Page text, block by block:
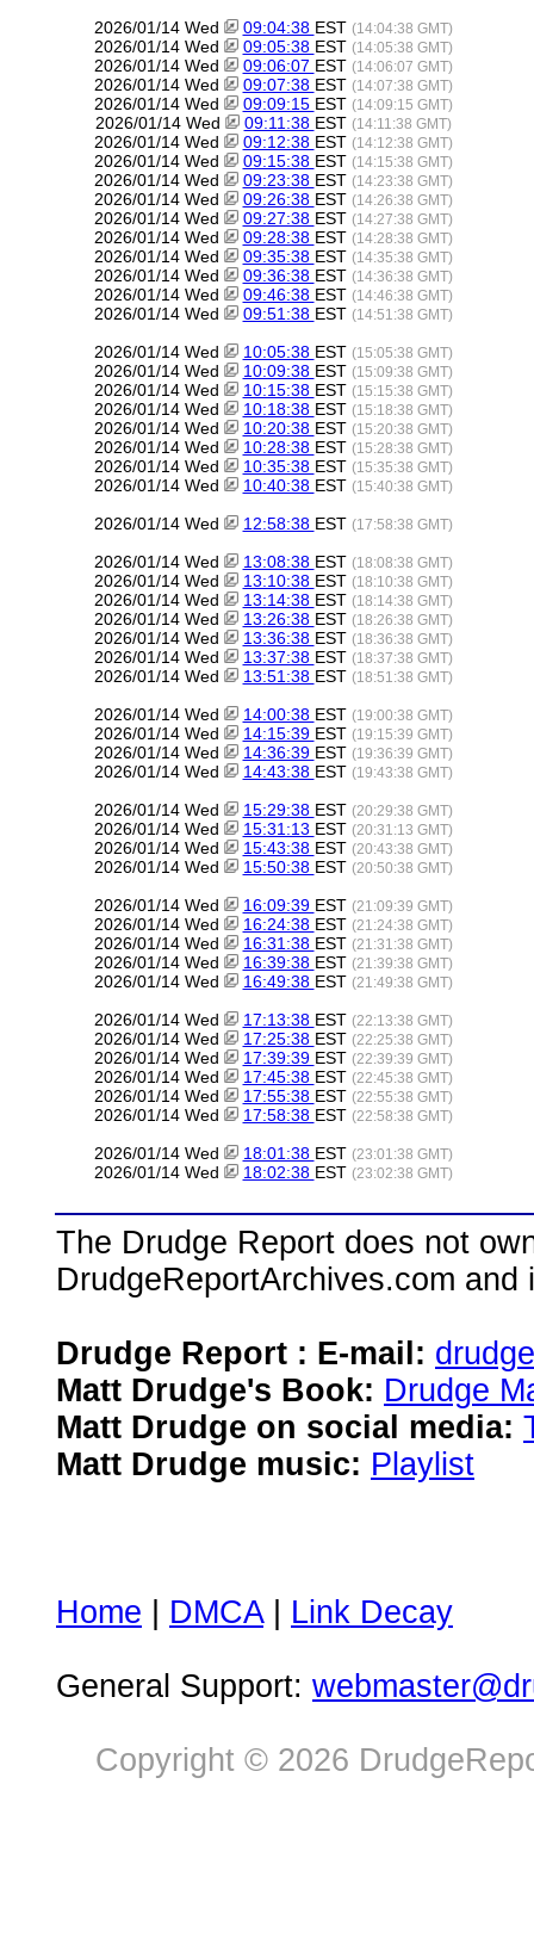
2026/01/14 Wed 09:04:38 EST (14:04:38 GMT)
2026/01/14 Wed 09:05:38 EST (14:05:38 GMT)
2026/01/14 Wed 09:06:07 EST (14:06:07 GMT)
2026/01/14 Wed 09:07:38 EST (14:07:38 GMT)
2026/01/14 Wed 09:09:15 EST (14:09:15 GMT)
2026/01/14 Wed 09:11:38 EST (14:11:38 GMT)
2026/01/14 Wed 09:12:38 EST (14:12:38 GMT)
2026/01/14 Wed 09:15:38 EST (14:15:38 GMT)
2026/01/14 Wed 09:23:38 EST (14:23:38 GMT)
2026/01/14 Wed 09:26:38 EST (14:26:38 GMT)
2026/01/14 Wed 09:27:38 EST (14:27:38 GMT)
2026/01/14 Wed 09:28:38 EST (14:28:38 GMT)
2026/01/14 Wed 09:35:38 EST (14:35:38 GMT)
2026/01/14 Wed 09:36:38 EST (14:36:38 GMT)
2026/01/14 Wed 09:46:38 EST (14:46:38 GMT)
2026/01/14 Wed 09:51:38 EST (14:51:38 GMT)
2026/01/14 Wed 10:05:38 EST (15:05:38 GMT)
2026/01/14 Wed 10:09:38 EST (15:09:38 GMT)
2026/01/14 Wed 10:15:38 EST (15:15:38 GMT)
2026/01/14 Wed 10:18:38 EST (15:18:38 GMT)
2026/01/14 Wed 10:20:38 EST (15:20:38 GMT)
2026/01/14 Wed 10:28:38 EST (15:28:38 GMT)
2026/01/14 Wed 10:35:38 EST (15:35:38 GMT)
2026/01/14 Wed 10:40:38 EST (15:40:38 GMT)
2026/01/14 Wed 12:58:38 EST (17:58:38 GMT)
2026/01/14 Wed 13:08:38 EST (18:08:38 GMT)
2026/01/14 Wed 13:10:38 EST (18:10:38 GMT)
2026/01/14 Wed 13:14:38 EST (18:14:38 GMT)
2026/01/14 Wed 13:26:38 EST (18:26:38 GMT)
2026/01/14 Wed 13:36:38 EST (18:36:38 GMT)
2026/01/14 Wed 13:37:38 EST (18:37:38 GMT)
2026/01/14 Wed 13:51:38 EST (18:51:38 GMT)
2026/01/14 Wed 14:00:38 EST (19:00:38 GMT)
2026/01/14 Wed 14:15:39 EST (19:15:39 GMT)
2026/01/14 Wed 14:36:39 EST (19:36:39 GMT)
2026/01/14 Wed 14:43:38 EST (19:43:38 GMT)
2026/01/14 Wed 15:29:38 EST (20:29:38 GMT)
2026/01/14 Wed 15:31:13 EST (20:31:13 GMT)
2026/01/14 Wed 15:43:38 EST (20:43:38 GMT)
2026/01/14 Wed 15:50:38 EST (20:50:38 GMT)
2026/01/14 Wed 16:09:39 EST (21:09:39 GMT)
2026/01/14 Wed 16:24:38 EST (21:24:38 GMT)
2026/01/14 Wed 16:31:38 EST (21:31:38 GMT)
2026/01/14 Wed 16:39:38 EST (21:39:38 GMT)
2026/01/14 Wed 16:49:38 EST (21:49:38 GMT)
2026/01/14 Wed 17:13:38 EST (22:13:38 GMT)
2026/01/14 Wed 17:25:38 EST (22:25:38 GMT)
2026/01/14 Wed 17:39:39 EST (22:39:39 GMT)
2026/01/14 Wed 17:45:38 EST (22:45:38 GMT)
2026/01/14 Wed 17:55:38 EST (22:55:38 GMT)
2026/01/14 Wed 17:58:38 EST (22:58:38 GMT)
2026/01/14 Wed 18:01:38 EST (23:01:38 GMT)
2026/01/14 Wed 18:02:38 EST (23:02:38 GMT)
The Drudge Report does not
DrudgeReportArchives.com
Drudge Report : E-mail:
Matt Drudge's Book: Drudge
Matt Drudge on social media:
Matt Drudge music: Playlist
Home DMCA| Link Decay
General Support:
Copyright © 2026